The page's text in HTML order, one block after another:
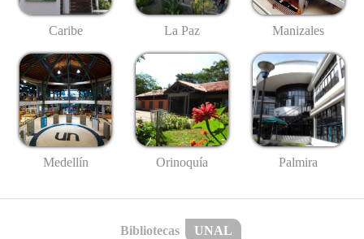
Caribe La Paz Manizales
Medellín Orinoquía Palmira
Bibliotecas UNAL